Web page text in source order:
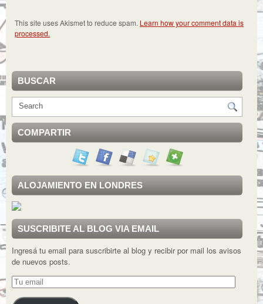
This site uses Akismet to reduce spam. Learn how your comment data is
processed.
BUSCAR
COMPARTIR
ALOJAMIENTO EN LONDRES
SUSCRIBITE AL BLOG VIA EMAIL
Ingresá tu email para suscribirte al blog y recibir por mail los avisos
de nuevos posts.
Tu
email